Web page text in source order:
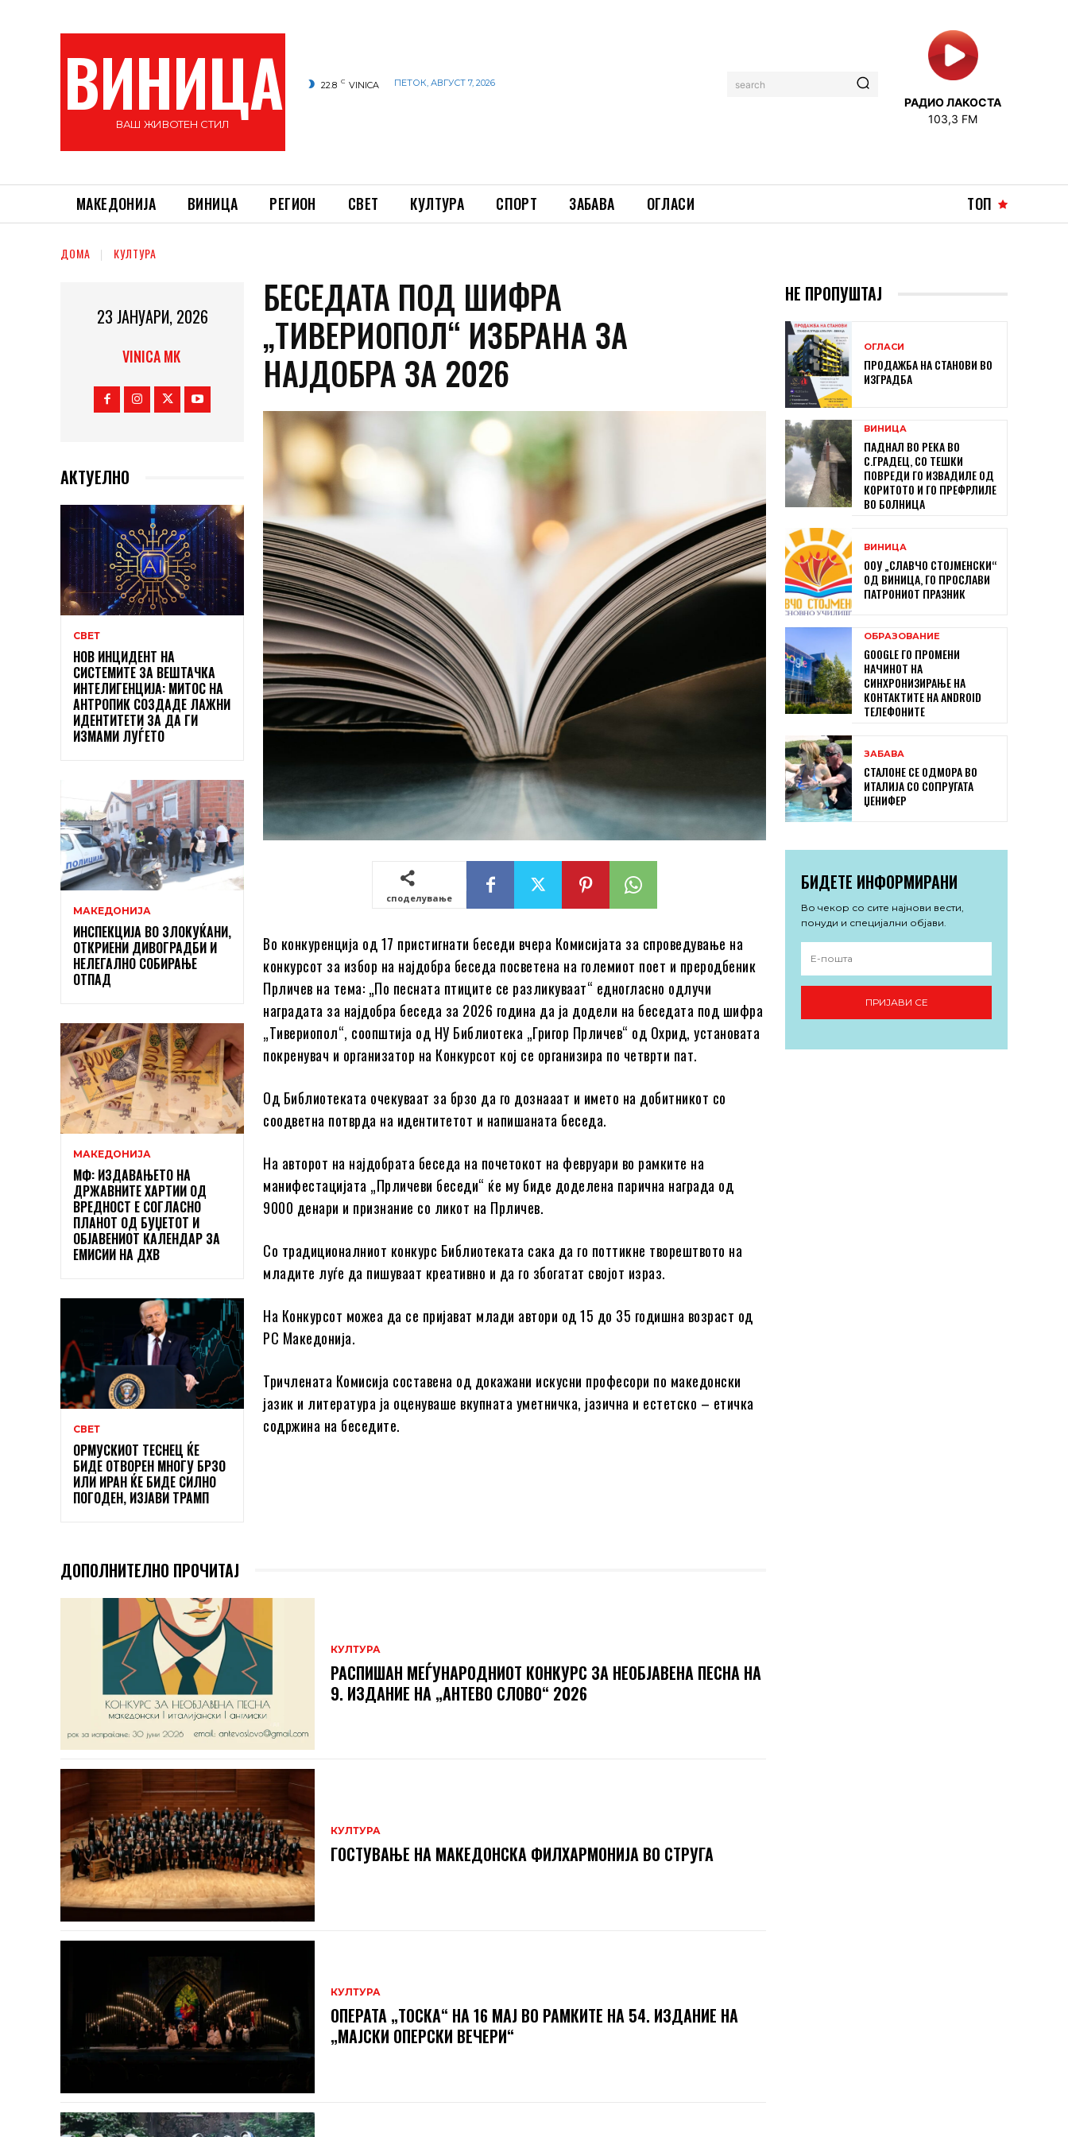
ВИНИЦА
ВАШ ЖИВОТЕН СТИЛ
22.8 C VINICA ПЕТОК, АВГУСТ 7, 2026 search
РАДИО ЛАКОСТА
103,3 FM
МАКЕДОНИЈА ВИНИЦА РЕГИОН СВЕТ КУЛТУРА СПОРТ ЗАБАВА ОГЛАСИ ТОП
ДОМА КУЛТУРА
23 ЈАНУАРИ, 2026
VINICA MK
АКТУЕЛНО
СВЕТ
НОВ ИНЦИДЕНТ НА
СИСТЕМИТЕ ЗА ВЕШТАЧКА
ИНТЕЛИГЕНЦИЈА: МИТОС НА
АНТРОПИК СОЗДАДЕ ЛАЖНИ
ИДЕНТИТЕТИ ЗА ДА ГИ
ИЗМАМИ ЛУЃЕТО
МАКЕДОНИЈА
ИНСПЕКЦИЈА ВО ЗЛОКУЌАНИ,
ОТКРИЕНИ ДИВОГРАДБИ И
НЕЛЕГАЛНО СОБИРАЊЕ
ОТПАД
МАКЕДОНИЈА
МФ: ИЗДАВАЊЕТО НА
ДРЖАВНИТЕ ХАРТИИ ОД
ВРЕДНОСТ Е СОГЛАСНО
ПЛАНОТ ОД БУЏЕТОТ И
ОБЈАВЕНИОТ КАЛЕНДАР ЗА
ЕМИСИИ НА ДХВ
СВЕТ
ОРМУСКИОТ ТЕСНЕЦ ЌЕ
БИДЕ ОТВОРЕН МНОГУ БРЗО
ИЛИ ИРАН ЌЕ БИДЕ СИЛНО
ПОГОДЕН, ИЗЈАВИ ТРАМП
БЕСЕДАТА ПОД ШИФРА
„ТИВЕРИОПОЛ“ ИЗБРАНА ЗА
НАЈДОБРА ЗА 2026
споделување
Во конкуренција од 17 пристигнати беседи вчера Комисијата за спроведување на
конкурсот за избор на најдобра беседа посветена на големиот поет и преродбеник
Прличев на тема: „По песната птиците се разликуваат“ едногласно одлучи
наградата за најдобра беседа за 2026 година да ја додели на беседата под шифра
„Тивериопол“, соопштија од НУ Библиотека „Григор Прличев“ од Охрид, установата
покренувач и организатор на Конкурсот кој се организира по четврти пат.
Од Библиотеката очекуваат за брзо да го дознааат и името на добитникот со
соодветна потврда на идентитетот и напишаната беседа.
На авторот на најдобрата беседа на почетокот на февруари во рамките на
манифестацијата „Прличеви беседи“ ќе му биде доделена парична награда од
9000 денари и признание со ликот на Прличев.
Со традиционалниот конкурс Библиотеката сака да го поттикне творештвото на
младите луѓе да пишуваат креативно и да го збогатат својот израз.
На Конкурсот можеа да се пријават млади автори од 15 до 35 годишна возраст од
РС Македонија.
Тричлената Комисија составена од докажани искусни професори по македонски
јазик и литература ја оценуваше вкупната уметничка, јазична и естетско – етичка
содржина на беседите.
ДОПОЛНИТЕЛНО ПРОЧИТАЈ
КУЛТУРА
РАСПИШАН МЕЃУНАРОДНИОТ КОНКУРС ЗА НЕОБЈАВЕНА ПЕСНА НА
9. ИЗДАНИЕ НА „АНТЕВО СЛОВО“ 2026
КУЛТУРА
ГОСТУВАЊЕ НА МАКЕДОНСКА ФИЛХАРМОНИЈА ВО СТРУГА
КУЛТУРА
ОПЕРАТА „ТОСКА“ НА 16 МАЈ ВО РАМКИТЕ НА 54. ИЗДАНИЕ НА
„МАЈСКИ ОПЕРСКИ ВЕЧЕРИ“
НЕ ПРОПУШТАЈ
ОГЛАСИ
ПРОДАЖБА НА СТАНОВИ ВО
ИЗГРАДБА
ВИНИЦА
ПАДНАЛ ВО РЕКА ВО
С.ГРАДЕЦ, СО ТЕШКИ
ПОВРЕДИ ГО ИЗВАДИЛЕ ОД
КОРИТОТО И ГО ПРЕФРЛИЛЕ
ВО БОЛНИЦА
ВИНИЦА
ООУ „СЛАВЧО СТОЈМЕНСКИ“
ОД ВИНИЦА, ГО ПРОСЛАВИ
ПАТРОНИОТ ПРАЗНИК
ОБРАЗОВАНИЕ
GOOGLE ГО ПРОМЕНИ
НАЧИНОТ НА
СИНХРОНИЗИРАЊЕ НА
КОНТАКТИТЕ НА ANDROID
ТЕЛЕФОНИТЕ
ЗАБАВА
СТАЛОНЕ СЕ ОДМОРА ВО
ИТАЛИЈА СО СОПРУГАТА
ЏЕНИФЕР
БИДЕТЕ ИНФОРМИРАНИ
Во чекор со сите најнови вести,
понуди и специјални објави.
ПРИЈАВИ СЕ